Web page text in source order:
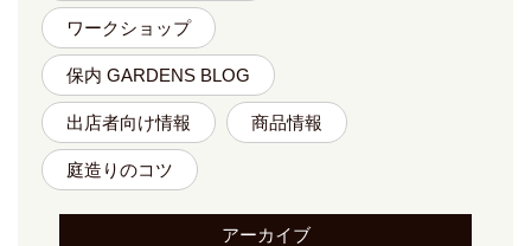
ワークショップ
保内 GARDENS BLOG
出店者向け情報 商品情報
庭造りのコツ
アーカイブ